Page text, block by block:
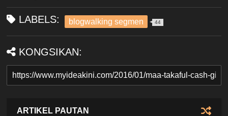
LABELS: blogwalking segmen 44
KONGSIKAN:
ARTIKEL PAUTAN